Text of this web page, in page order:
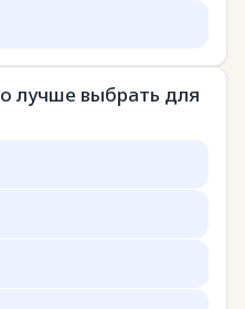
лучше выбрать для